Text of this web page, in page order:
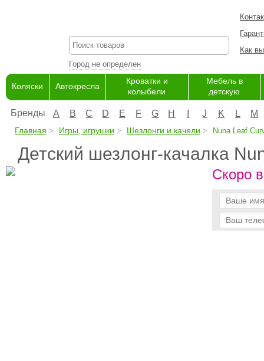
Город не определен
Как
Коляски Автокресла
Кроватки и
колыбели
Мебель в
детскую
Бренды A B C D E F G H J K L M
Главная Игры, игрушки Шезлонги и качели Nuna Leaf
Детский шезлонг-качалка
Скоро